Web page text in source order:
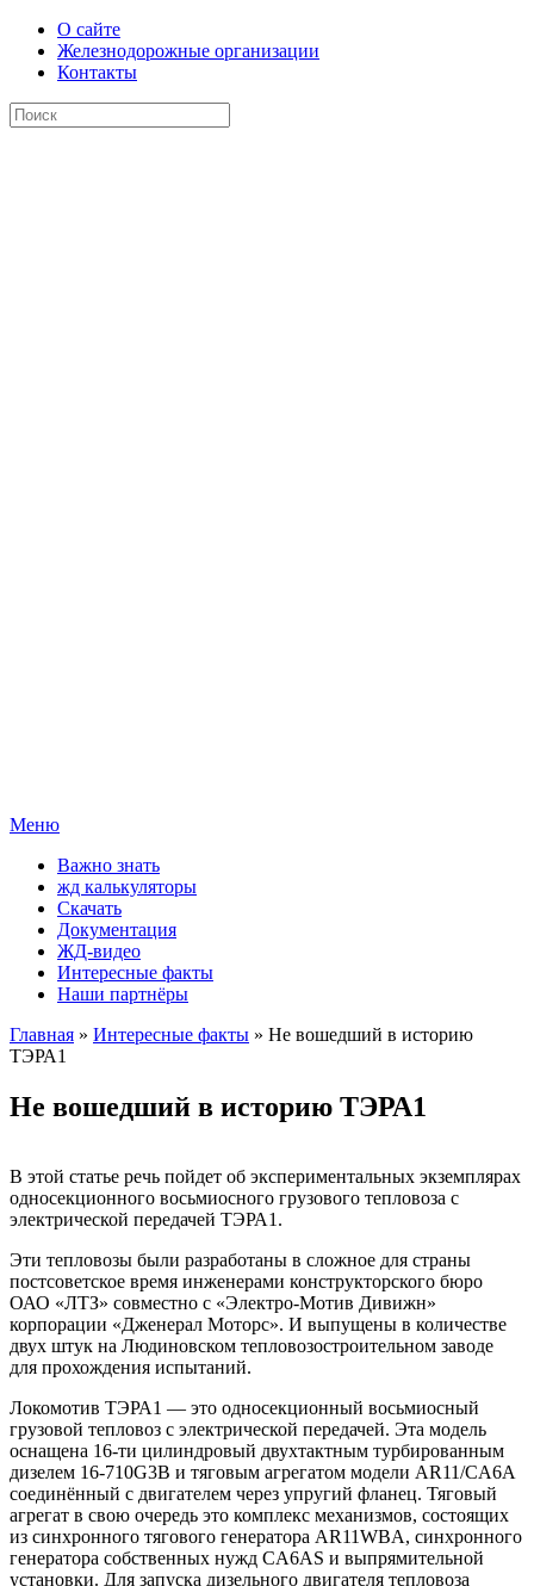
О сайте
Железнодорожные организации
Контакты
Меню
Важно знать
жд калькуляторы
Скачать
Документация
ЖД-видео
Интересные факты
Наши партнёры
Главная » Интересные факты » Не вошедший в историю
ТЭРА1
Не вошедший в историю ТЭРА1
В этой статье речь пойдет об экспериментальных экземплярах
односекционного восьмиосного грузового тепловоза с
электрической передачей ТЭРА1.
Эти тепловозы были разработаны в сложное для страны
постсоветское время инженерами конструкторского бюро
ОАО «ЛТЗ» совместно с «Электро-Мотив Дивижн»
корпорации «Дженерал Моторс». И выпущены в количестве
двух штук на Людиновском тепловозостроительном заводе
для прохождения испытаний.
Локомотив ТЭРА1 — это односекционный восьмиосный
грузовой тепловоз с электрической передачей. Эта модель
оснащена 16-ти цилиндровый двухтактным турбированным
дизелем 16-710G3B и тяговым агрегатом модели AR11/CA6A
соединённый с двигателем через упругий фланец. Тяговый
агрегат в свою очередь это комплекс механизмов, состоящих
из синхронного тягового генератора AR11WBA, синхронного
генератора собственных нужд CA6AS и выпрямительной
установки. Для запуска дизельного двигателя тепловоза